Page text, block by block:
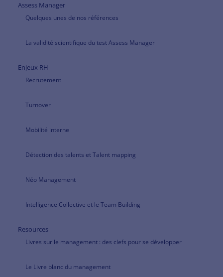
Assess Manager
Quelques unes de nos références
La validité scientifique du test Assess Manager
Enjeux RH
Recrutement
Turnover
Mobilité interne
Détection des talents et Talent mapping
Néo Management
Intelligence Collective et le Team Building
Resources
Livres sur le management : des clefs pour se développer
Le Livre blanc du management